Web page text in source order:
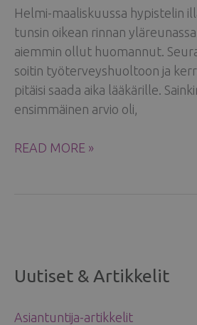
Uutiset & Artikkelit
Asiantuntija-artikkelit
Helmi-maaliskuussa hypistelin
tunsin oikean rinnan
aiemmin ollut huomannut.
soitin työterveyshuoltoon ja
pitäisi saada aika lääkärille.
ensimmäinen arvio oli,
PATTI
READ MORE »